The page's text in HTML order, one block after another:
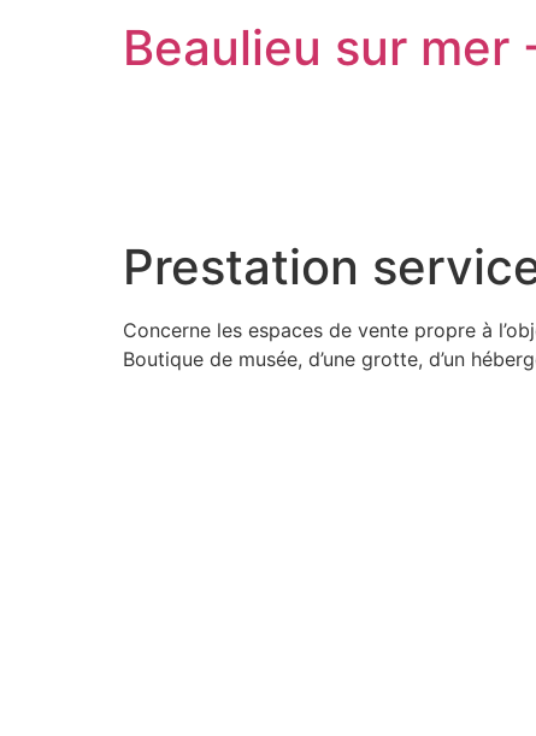
Beaulieu sur mer
Prestation
Concerne les espaces de vente propre à
Boutique de musée, d’une grotte, d’un